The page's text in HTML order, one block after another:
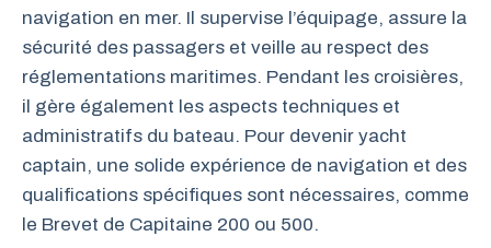
navigation en mer. Il supervise l’équipage, assure la
sécurité des passagers et veille au respect des
réglementations maritimes. Pendant les croisières,
il gère également les aspects techniques et
administratifs du bateau. Pour devenir yacht
captain, une solide expérience de navigation et des
qualifications spécifiques sont nécessaires, comme
le Brevet de Capitaine 200 ou 500.